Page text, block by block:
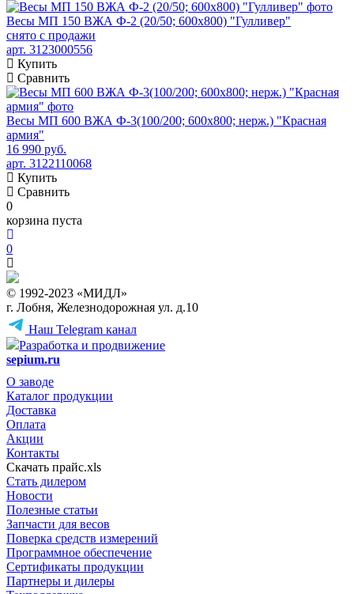
Весы МП 150 ВЖА Ф-2 (20/50; 600х800) "Гулливер"
снято с продажи
арт. 3123000556
Купить
Сравнить
Весы МП 600 ВЖА Ф-3(100/200; 600х800; нерж.) "Красная
армия"
16 990 руб.
арт. 3122110068
Купить
Сравнить
0
корзина пуста
0
© 1992-2023 «МИДЛ»
г. Лобня, Железнодорожная ул. д.10
Наш Telegram канал
Разработка и продвижение
sepium.ru
О заводе
Каталог продукции
Доставка
Оплата
Акции
Контакты
Скачать прайс.xls
Стать дилером
Новости
Полезные статьи
Запчасти для весов
Поверка средств измерений
Программное обеспечение
Сертификаты продукции
Партнеры и дилеры